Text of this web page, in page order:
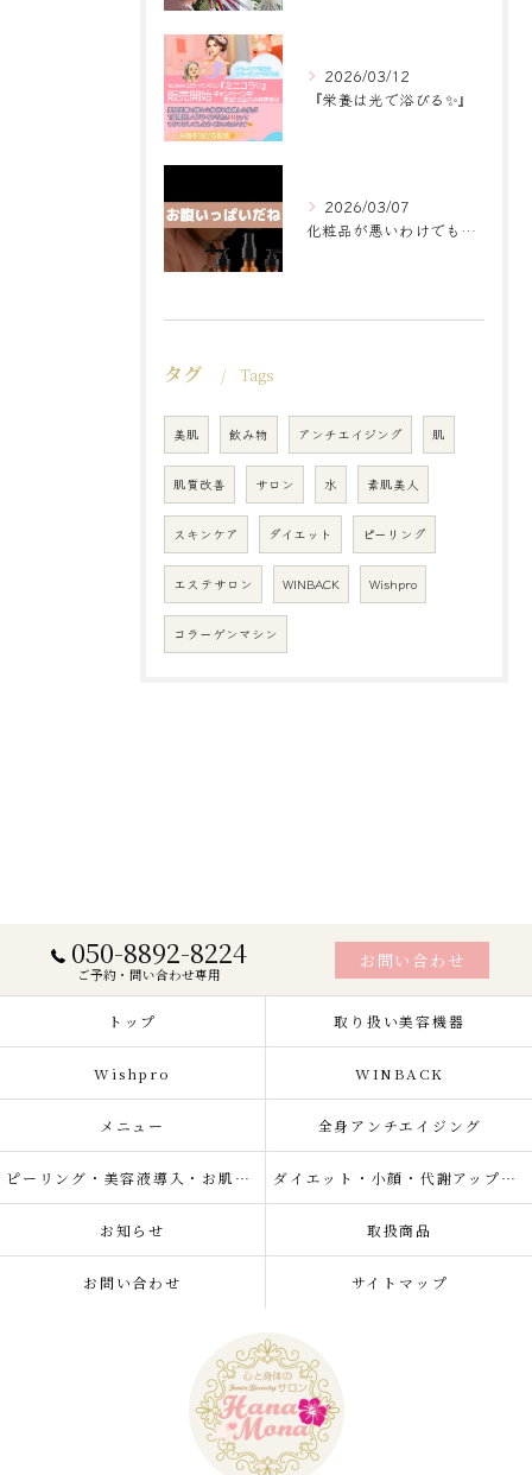
2026/03/12
『栄養は光で浴びる✨』
2026/03/07
化粧品が悪いわけでもなく
タグ Tags
美肌 飲み物 アンチエイジング 肌
肌質改善 サロン 水 素肌美人
スキンケア ダイエット ピーリング
エステサロン WINBACK Wishpro
コラーゲンマシン
050-8892-8224
ご予約・問い合わせ専用
お問い合わせ
トップ 取り扱い美容機器
Wishpro WINBACK
メニュー 全身アンチエイジング
ピーリング・美容液導入・お肌の悩み改善 ダイエット・小顔・代謝アップ・肌質改善・リラクゼーション
お知らせ 取扱商品
お問い合わせ サイトマップ